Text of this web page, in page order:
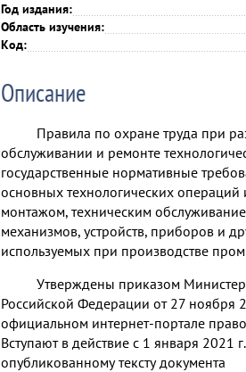
Год издания:
Область изучения:
Код:
Описание
Правила по охране труда при
обслуживании и ремонте
государственные нормативные
основных технологических
монтажом, техническим
механизмов, устройств, приборов и
используемых при производстве
Утверждены приказом
Российской Федерации от 27
официальном интернет-портале
Вступают в действие с 1 января 2021
опубликованному тексту документа